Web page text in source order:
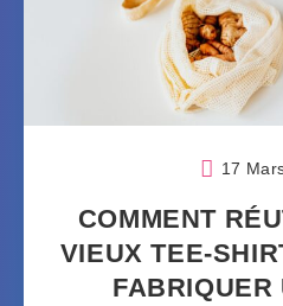
17
COMMENT
VIEUX TEE-
FABRIQUER